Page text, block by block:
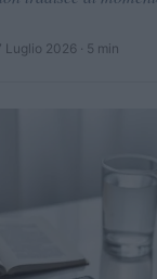
Luglio 2026 · 5 min